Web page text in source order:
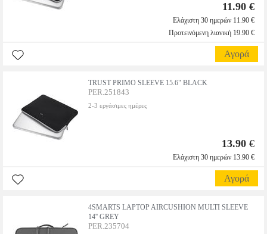
11.90 €
Ελάχιστη 30 ημερών 11.90 €
Προτεινόμενη λιανική 19.90 €
Αγορά
TRUST PRIMO SLEEVE 15.6" BLACK
PER.251843
2-3 εργάσιμες ημέρες
13.90 €
Ελάχιστη 30 ημερών 13.90 €
Αγορά
4SMARTS LAPTOP AIRCUSHION MULTI SLEEVE
14'' GREY
PER.235704